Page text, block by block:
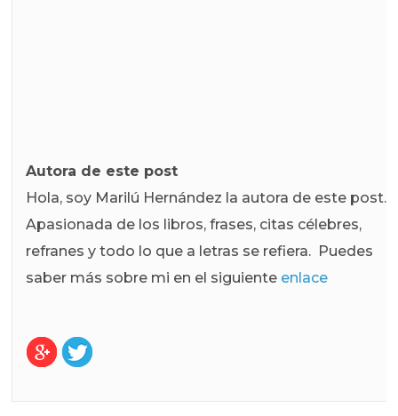
Autora de este post
Hola, soy Marilú Hernández la autora de este post.
Apasionada de los libros, frases, citas célebres,
refranes y todo lo que a letras se refiera. Puedes
saber más sobre mi en el siguiente enlace